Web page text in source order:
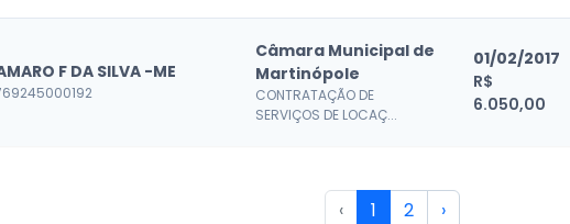
F DA SILVA -ME
Câmara Municipal de
Martinópole
CONTRATAÇÃO DE
SERVIÇOS DE LOCAÇ...
01/02/2017
R$
6.050,00
‹ 1 2 ›